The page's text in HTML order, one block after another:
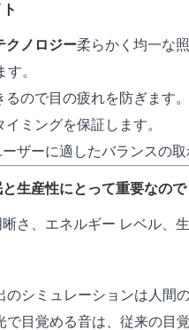
クノロジー柔らかく均一な
。
ので目の疲れを防ぎます。
イミングを保証します。
ザーに適したバランスの取
生産性にとって重要なの
さ、エネルギー レベル、
のシミュレーションは人間
で目覚める音は、従来の目